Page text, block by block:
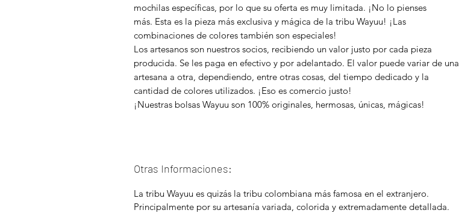
mochilas específicas, por lo que su oferta es muy limitada. ¡No lo pienses
más. Esta es la pieza más exclusiva y mágica de la tribu Wayuu! ¡Las
combinaciones de colores también son especiales!
Los artesanos son nuestros socios, recibiendo un valor justo por cada pieza
producida. Se les paga en efectivo y por adelantado. El valor puede variar de una
artesana a otra, dependiendo, entre otras cosas, del tiempo dedicado y la
cantidad de colores utilizados. ¡Eso es comercio justo!
¡Nuestras bolsas Wayuu son 100% originales, hermosas, únicas, mágicas!
Otras Informaciones:
La tribu Wayuu es quizás la tribu colombiana más famosa en el extranjero.
Principalmente por su artesanía variada, colorida y extremadamente detallada.